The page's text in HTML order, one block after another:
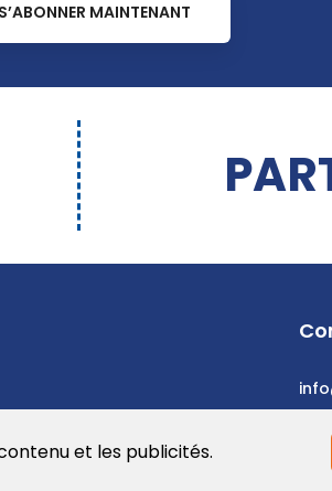
S’ABONNER MAINTENANT
et les publicités.